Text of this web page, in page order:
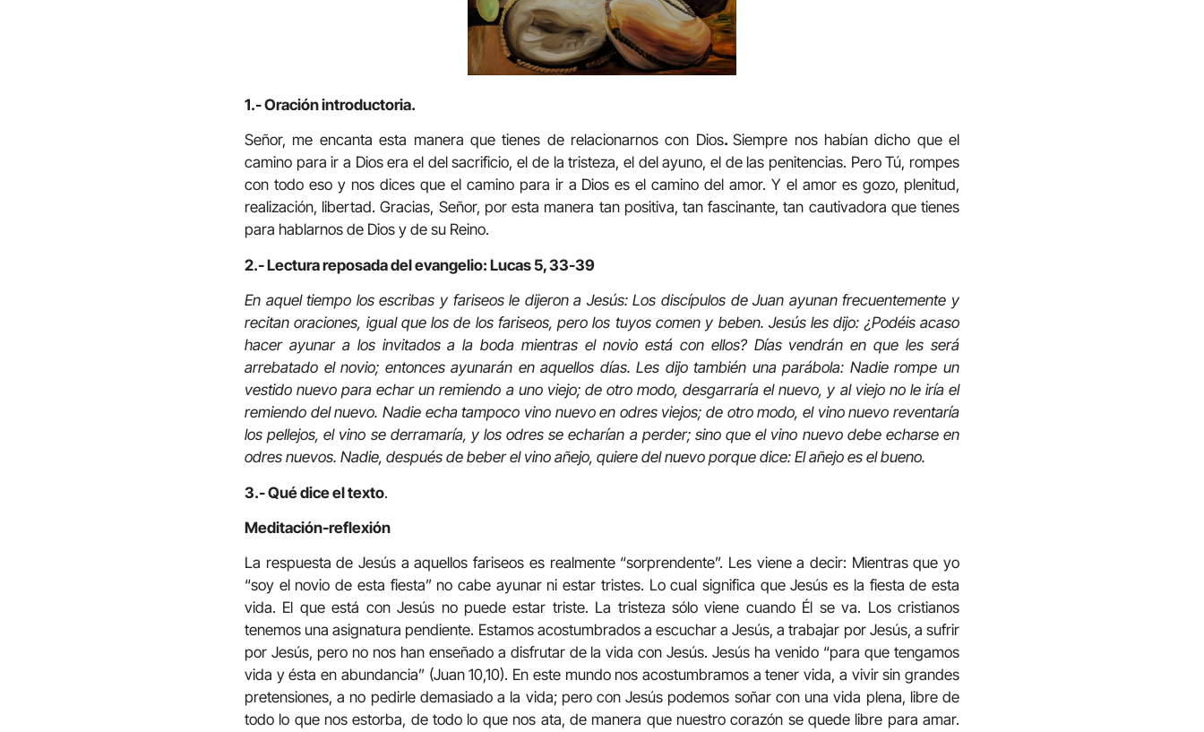
1.- Oración introductoria.
Señor, me encanta esta manera que tienes de relacionarnos con Dios.Siempre nos habían dicho que el
camino para ir a Dios era el del sacrificio, el de la tristeza, el del ayuno, el de las penitencias. Pero Tú, rompes
con todo eso y nos dices que el camino para ir a Dios es el camino del amor. Y el amor es gozo, plenitud,
realización, libertad. Gracias, Señor, por esta manera tan positiva, tan fascinante, tan cautivadora que tienes
para hablarnos de Dios y de su Reino.
2.- Lectura reposada del evangelio: Lucas 5, 33-39
En aquel tiempo los escribas y fariseos le dijeron a Jesús: Los discípulos de Juan ayunan frecuentemente y
recitan oraciones, igual que los de los fariseos, pero los tuyos comen y beben. Jesús les dijo: ¿Podéis acaso
hacer ayunar a los invitados a la boda mientras el novio está con ellos? Días vendrán en que les será
arrebatado el novio; entonces ayunarán en aquellos días. Les dijo también una parábola: Nadie rompe un
vestido nuevo para echar un remiendo a uno viejo; de otro modo, desgarraría el nuevo, y al viejo no le iría el
remiendo del nuevo. Nadie echa tampoco vino nuevo en odres viejos; de otro modo, el vino nuevo reventaría
los pellejos, el vino se derramaría, y los odres se echarían a perder; sino que el vino nuevo debe echarse en
odres nuevos. Nadie, después de beber el vino añejo, quiere del nuevo porque dice: El añejo es el bueno.
3.- Qué dice el texto.
Meditación-reflexión
La respuesta de Jesús a aquellos fariseos es realmente “sorprendente”. Les viene a decir: Mientras que yo
“soy el novio de esta fiesta” no cabe ayunar ni estar tristes. Lo cual significa que Jesús es la fiesta de esta
vida. El que está con Jesús no puede estar triste. La tristeza sólo viene cuando Él se va. Los cristianos
tenemos una asignatura pendiente. Estamos acostumbrados a escuchar a Jesús, a trabajar por Jesús, a sufrir
por Jesús, pero no nos han enseñado a disfrutar de la vida con Jesús. Jesús ha venido “para que tengamos
vida y ésta en abundancia” (Juan 10,10). En este mundo nos acostumbramos a tener vida, a vivir sin grandes
pretensiones, a no pedirle demasiado a la vida; pero con Jesús podemos soñar con una vida plena, libre de
todo lo que nos estorba, de todo lo que nos ata, de manera que nuestro corazón se quede libre para amar.